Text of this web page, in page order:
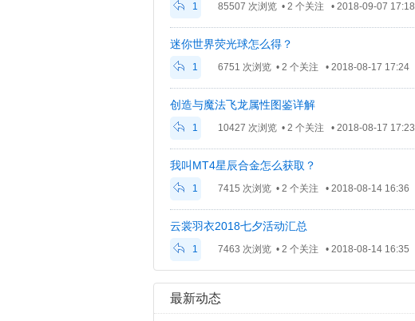
1 85507 次浏览 • 2 个关注 • 2018-09-07 17:18
迷你世界荧光球怎么得？
1 6751 次浏览 • 2 个关注 • 2018-08-17 17:24
创造与魔法飞龙属性图鉴详解
1 10427 次浏览 • 2 个关注 • 2018-08-17 17:23
我叫MT4星辰合金怎么获取？
1 7415 次浏览 • 2 个关注 • 2018-08-14 16:36
云裳羽衣2018七夕活动汇总
1 7463 次浏览 • 2 个关注 • 2018-08-14 16:35
最新动态